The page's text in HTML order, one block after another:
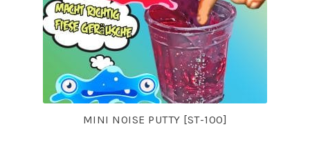
MINI NOISE PUTTY [ST-100]